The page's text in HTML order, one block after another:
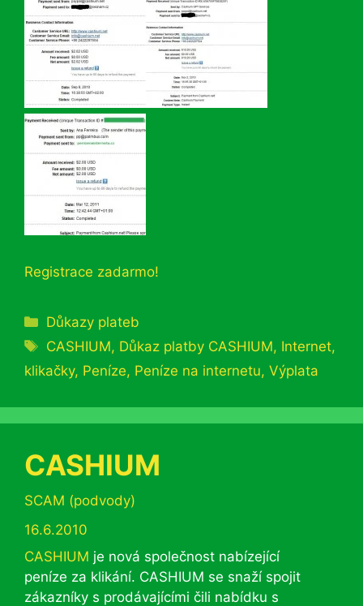
Registrace zadarmo!
Rubriky
Důkazy plateb
Štítky
CASHIUM, Důkaz platby CASHIUM, Internet,
klikačky, Peníze, Peníze na internetu, Výplata
CASHIUM
Rubriky
SCAM (podvody)
16.6.2010
CASHIUM je nová společnost nabízející
peníze za klikání. CASHIUM se snaží spojit
zákazníky s prodávajícími čili nabídku s